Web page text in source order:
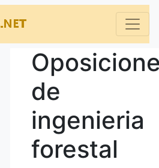
de
ingenieria
forestal